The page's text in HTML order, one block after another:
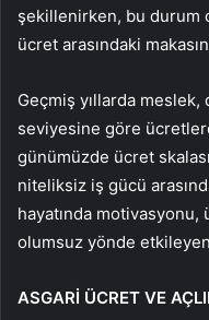
şekillenirken, bu durum
ücret arasındaki
Geçmiş yıllarda
seviyesine göre
günümüzde ücret
niteliksiz iş gücü
hayatında
olumsuz yönde
ASGARİ ÜCRET VE